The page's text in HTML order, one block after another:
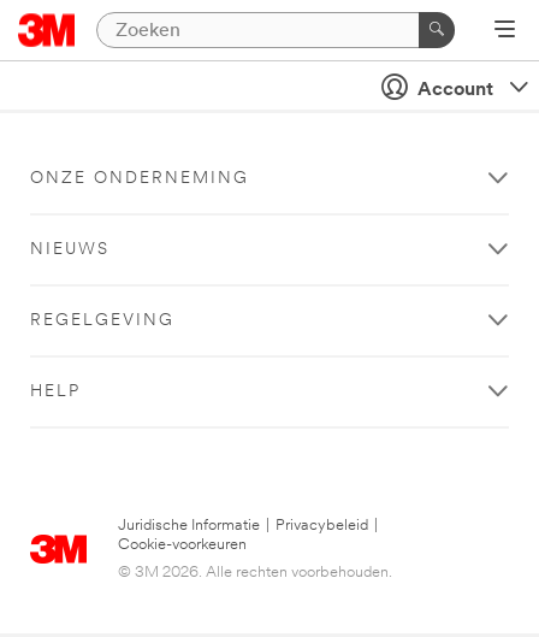
Account
ONZE ONDERNEMING
NIEUWS
REGELGEVING
HELP
Juridische Informatie Privacybeleid
Cookie-voorkeuren
© 3M 2026. Alle rechten voorbehouden.